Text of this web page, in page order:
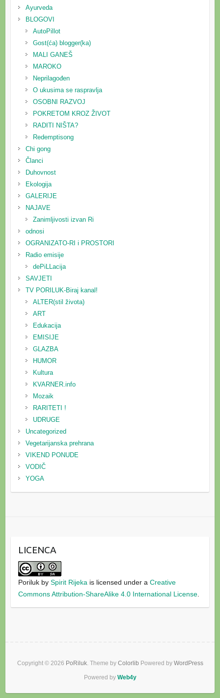
Ayurveda
BLOGOVI
AutoPillot
Gost(ća) blogger(ka)
MALI GANEŠ
MAROKO
Neprilagođen
O ukusima se raspravlja
OSOBNI RAZVOJ
POKRETOM KROZ ŽIVOT
RADITI NIŠTA?
Redemptisong
Chi gong
Članci
Duhovnost
Ekologija
GALERIJE
NAJAVE
Zanimljivosti izvan Ri
odnosi
OGRANIZATO-RI i PROSTORI
Radio emisije
dePiLLacija
SAVJETI
TV PORILUK-Biraj kanal!
ALTER(stil života)
ART
Edukacija
EMISIJE
GLAZBA
HUMOR
Kultura
KVARNER.info
Mozaik
RARITETI !
UDRUGE
Uncategorized
Vegetarijanska prehrana
VIKEND PONUDE
VODIČ
YOGA
LICENCA
Porilukby Spirit Rijeka is licensed under a Creative
Commons Attribution-ShareAlike 4.0 International License.
Copyright © 2026 PoRiluk. Theme by Colorlib Powered by WordPress
Powered by Web4y